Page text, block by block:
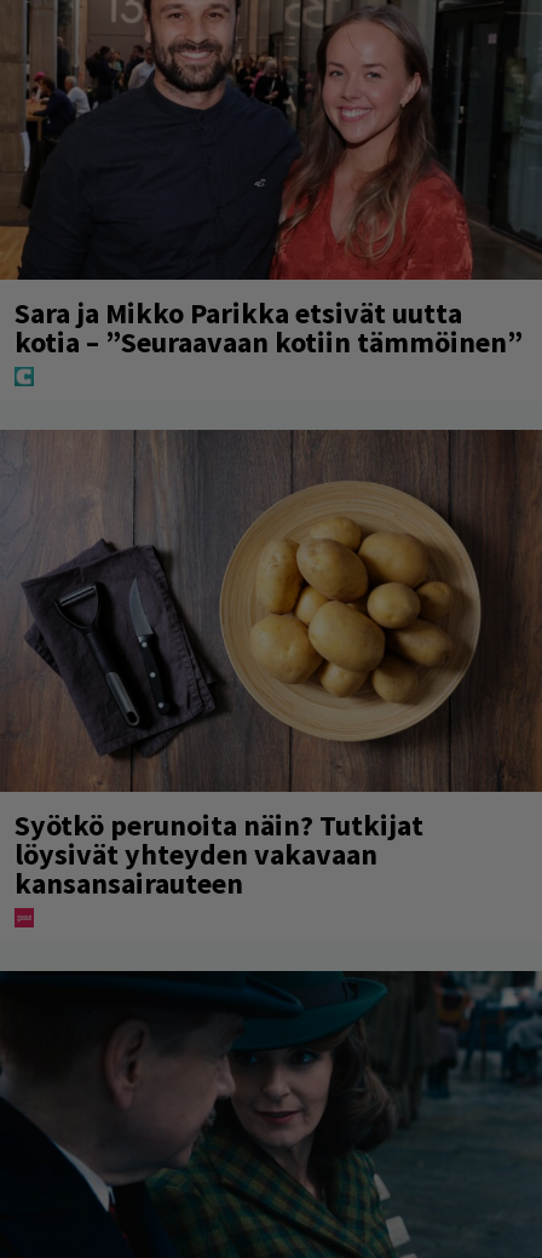
Sara ja Mikko Parikka etsivät uutta
kotia – ”Seuraavaan kotiin tämmöinen”
Syötkö perunoita näin? Tutkijat
löysivät yhteyden vakavaan
kansansairauteen